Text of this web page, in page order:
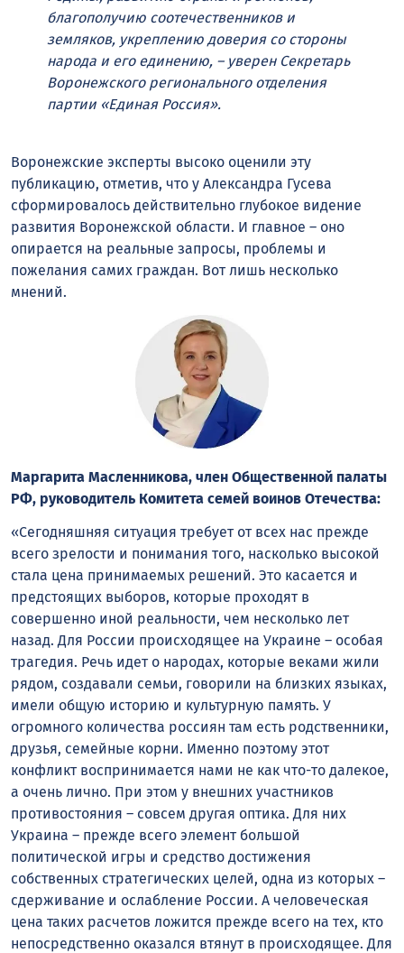
благополучию соотечественников и
земляков, укреплению доверия со стороны
народа и его единению, – уверен Секретарь
Воронежского регионального отделения
партии «Единая Россия».
Воронежские эксперты высоко оценили эту
публикацию, отметив, что у Александра Гусева
сформировалось действительно глубокое видение
развития Воронежской области. И главное – оно
опирается на реальные запросы, проблемы и
пожелания самих граждан. Вот лишь несколько
мнений.
Маргарита Масленникова, член Общественной палаты
РФ, руководитель Комитета семей воинов Отечества:
«Сегодняшняя ситуация требует от всех нас прежде
всего зрелости и понимания того, насколько высокой
стала цена принимаемых решений. Это касается и
предстоящих выборов, которые проходят в
совершенно иной реальности, чем несколько лет
назад. Для России происходящее на Украине – особая
трагедия. Речь идет о народах, которые веками жили
рядом, создавали семьи, говорили на близких языках,
имели общую историю и культурную память. У
огромного количества россиян там есть родственники,
друзья, семейные корни. Именно поэтому этот
конфликт воспринимается нами не как что-то далекое,
а очень лично. При этом у внешних участников
противостояния – совсем другая оптика. Для них
Украина – прежде всего элемент большой
политической игры и средство достижения
собственных стратегических целей, одна из которых –
сдерживание и ослабление России. А человеческая
цена таких расчетов ложится прежде всего на тех, кто
непосредственно оказался втянут в происходящее. Для